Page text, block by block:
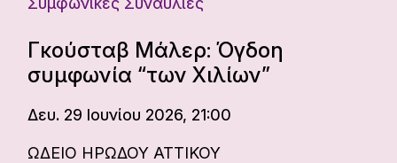
Γκούσταβ Μάλερ: Όγδοη
συμφωνία “των Χιλίων”
Δευ. 29 Ιουνίου 2026, 21:00
ΩΔΕΙΟ ΗΡΩΔΟΥ ΑΤΤΙΚΟΥ